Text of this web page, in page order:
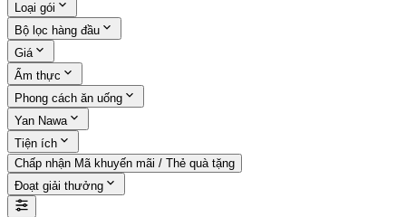
Loại gói
Bộ lọc hàng đầu
Giá
Ẩm thực
Phong cách ăn uống
Yan Nawa
Tiện ích
Chấp nhận Mã khuyến mãi / Thẻ quà tặng
Đoạt giải thưởng